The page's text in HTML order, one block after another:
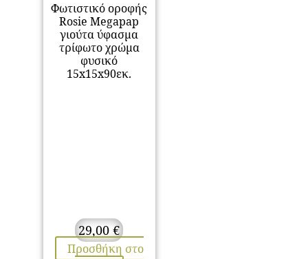
Φωτιστικό οροφής
Rosie Megapap
γιούτα ύφασμα
τρίφωτο χρώμα
φυσικό
15x15x90εκ.
29,00€
Προσθήκη στο